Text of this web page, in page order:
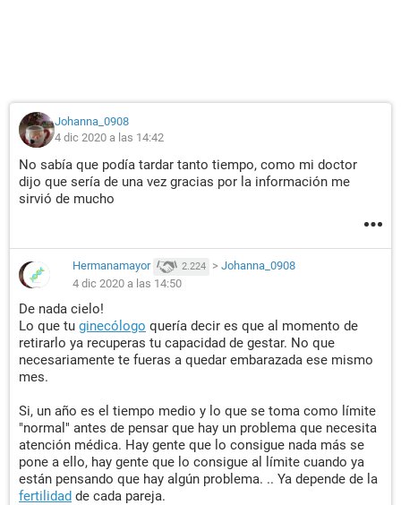
Johanna_0908
4 dic 2020 a las 14:42
No sabía que podía tardar tanto tiempo, como mi doctor
dijo que sería de una vez gracias por la información me
sirvió de mucho
Hermanamayor 2.224 > Johanna_0908
4 dic 2020 a las 14:50
De nada cielo!
Lo que tu ginecólogo quería decir es que al momento de
retirarlo ya recuperas tu capacidad de gestar. No que
necesariamente te fueras a quedar embarazada ese mismo
mes.
Si, un año es el tiempo medio y lo que se toma como límite
"normal" antes de pensar que hay un problema que necesita
atención médica. Hay gente que lo consigue nada más se
pone a ello, hay gente que lo consigue al límite cuando ya
están pensando que hay algún problema. .. Ya depende de la
fertilidad de cada pareja.